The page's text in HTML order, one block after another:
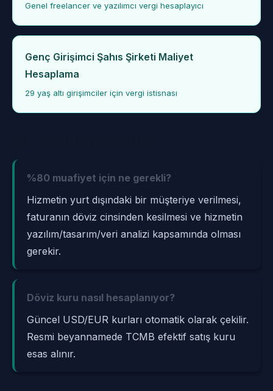
Genel freelancer ve yazılımcı vergi hesaplayıcı
Genç Girişimci Şahıs Şirketi Maliyet
Hesaplama
29 yaş altı girişimciler için vergi istisnası
%80 muafiyet için ne gerekli?
Hizmetin yurt dışındaki bir müşteriye verilmesi,
faturanın döviz cinsinden kesilmesi ve hizmetin
yazılım/tasarım/veri analizi kapsamında olması
gerekir.
Döviz kuru nasıl hesaplanıyor?
Güncel USD/EUR kurları otomatik olarak çekilir.
Resmi beyannamede TCMB efektif satış kuru
esas alınır.